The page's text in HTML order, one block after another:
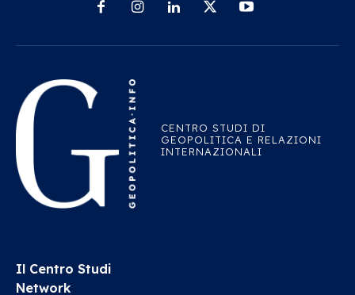
CENTRO STUDI DI
GEOPOLITICA E RELAZIONI
INTERNAZIONALI
Il Centro Studi
Network